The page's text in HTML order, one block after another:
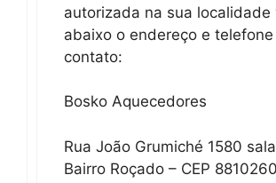
autorizada na sua localidade
abaixo o endereço e
contato:
Bosko Aquecedores
Rua João Grumiché 1580
Bairro Roçado – CEP